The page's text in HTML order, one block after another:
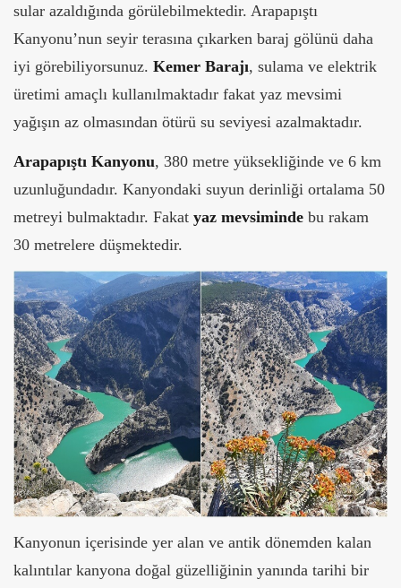
sular azaldığında görülebilmektedir. Arapapıştı
Kanyonu’nun seyir terasına çıkarken baraj gölünü daha
iyi görebiliyorsunuz. Kemer Barajı, sulama ve elektrik
üretimi amaçlı kullanılmaktadır fakat yaz mevsimi
yağışın az olmasından ötürü su seviyesi azalmaktadır.
Arapapıştı Kanyonu, 380 metre yüksekliğinde ve 6 km
uzunluğundadır. Kanyondaki suyun derinliği ortalama 50
metreyi bulmaktadır. Fakat yaz mevsiminde bu rakam
30 metrelere düşmektedir.
Kanyonun içerisinde yer alan ve antik dönemden kalan
kalıntılar kanyona doğal güzelliğinin yanında tarihi bir